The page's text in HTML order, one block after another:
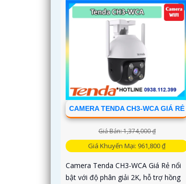
CAMERA TENDA CH3-WCA GIÁ RẺ
Giá Bán: 1,374,000 ₫
Giá Khuyến Mại: 961,800 ₫
Camera Tenda CH3-WCA Giá Rẻ nổi
bật với độ phân giải 2K, hỗ trợ hồng